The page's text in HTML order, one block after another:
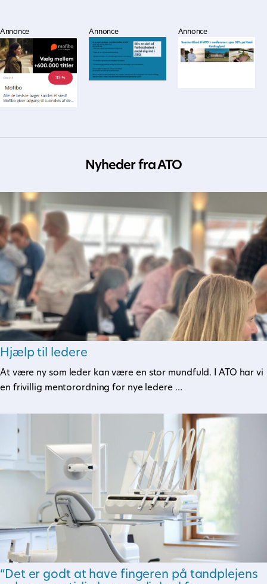
Annonce Annonce Annonce
Nyheder fra ATO
Hjælp til ledere
At være ny som leder kan være en stor mundfuld. I ATO har vi
en frivillig mentorordning for nye ledere …
“Det er godt at have fingeren på tandplejens